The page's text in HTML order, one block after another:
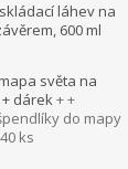
láhev na
600 ml
světa na
+ dárek+ +
do mapy
ks